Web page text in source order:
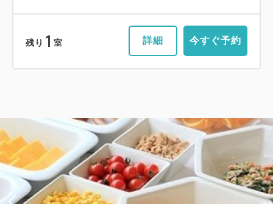
残り 1 室 詳細 今すぐ予約